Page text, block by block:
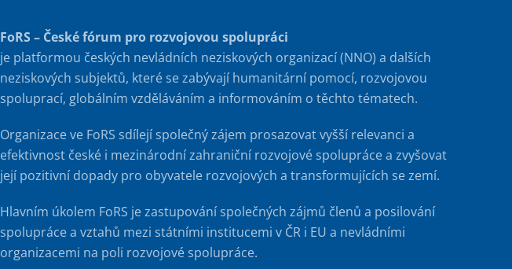
FoRS – České fórum pro rozvojovou spolupráci
je platformou českých nevládních neziskových organizací (NNO) a dalších
neziskových subjektů, které se zabývají humanitární pomocí, rozvojovou
spoluprací, globálním vzděláváním a informováním o těchto tématech.
Organizace ve FoRS sdílejí společný zájem prosazovat vyšší relevanci a
efektivnost české i mezinárodní zahraniční rozvojové spolupráce a zvyšovat
její pozitivní dopady pro obyvatele rozvojových a transformujících se zemí.
Hlavním úkolem FoRS je zastupování společných zájmů členů a posilování
spolupráce a vztahů mezi státními institucemi v ČR i EU a nevládními
organizacemi na poli rozvojové spolupráce.